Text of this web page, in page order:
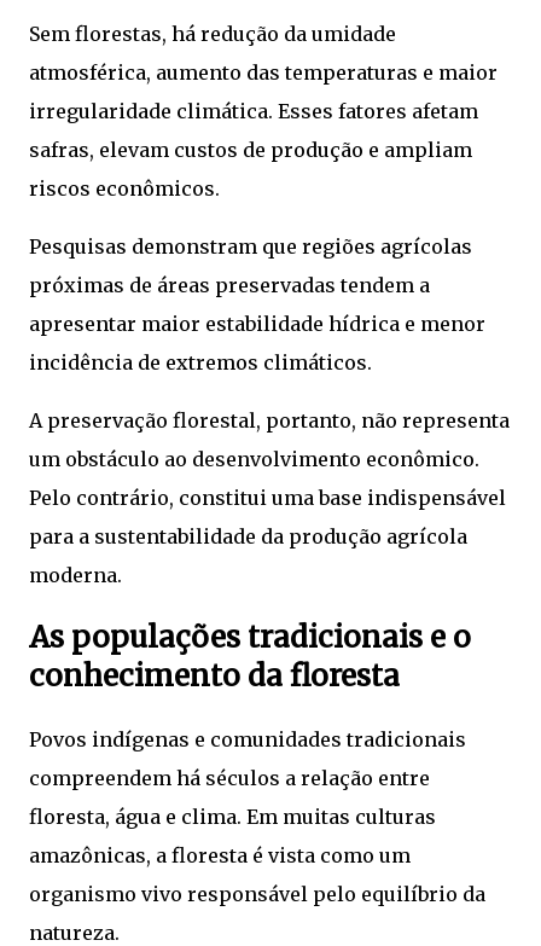
Sem florestas, há redução da umidade
atmosférica, aumento das temperaturas e maior
irregularidade climática. Esses fatores afetam
safras, elevam custos de produção e ampliam
riscos econômicos.
Pesquisas demonstram que regiões agrícolas
próximas de áreas preservadas tendem a
apresentar maior estabilidade hídrica e menor
incidência de extremos climáticos.
A preservação florestal, portanto, não representa
um obstáculo ao desenvolvimento econômico.
Pelo contrário, constitui uma base indispensável
para a sustentabilidade da produção agrícola
moderna.
As populações tradicionais e o
conhecimento da floresta
Povos indígenas e comunidades tradicionais
compreendem há séculos a relação entre
floresta, água e clima. Em muitas culturas
amazônicas, a floresta é vista como um
organismo vivo responsável pelo equilíbrio da
natureza.